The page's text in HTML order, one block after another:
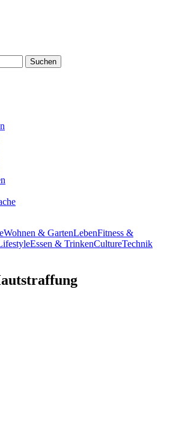
Suchen
Wohnen & GartenLebenFitness &
Essen & TrinkenCultureTechnik